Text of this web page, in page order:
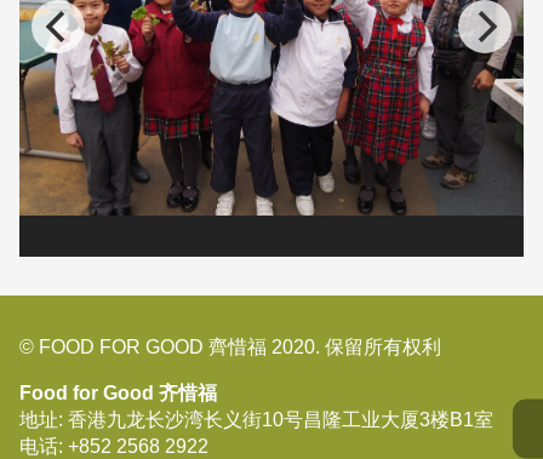
© FOOD FOR GOOD 齊惜福 2020. 保留所有权利
Food for Good 齐惜福
地址: 香港九龙长沙湾长义街10号昌隆工业大厦3楼B1室
电话: +852 2568 2922